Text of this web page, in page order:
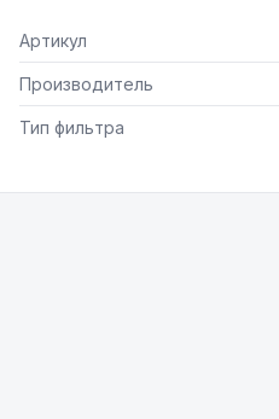
Артикул
Производитель
Тип фильтра